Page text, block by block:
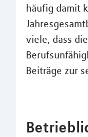
häufig damit
viele, dass
Beiträge zur